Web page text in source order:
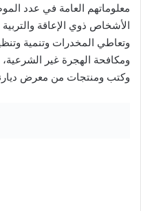
معلوماتهم العامة في عدد
الأشخاص ذوي الإعاقة والتربية
وتعاطي المخدرات وتنمية
ومكافحة الهجرة غير
وكتب ومنتجات من معرض